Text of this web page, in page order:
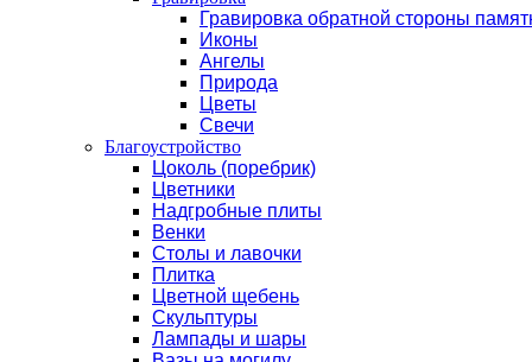
Гравировка обратной стороны
Иконы
Ангелы
Природа
Цветы
Свечи
Благоустройство
Цоколь (поребрик)
Цветники
Надгробные плиты
Венки
Столы и лавочки
Плитка
Цветной щебень
Скульптуры
Лампады и шары